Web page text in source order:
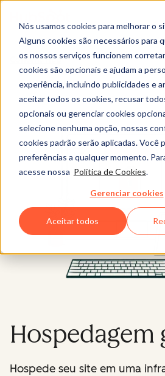
Nós usamos cookies para melhorar o
Alguns cookies são necessários para
os nossos serviços funcionem
cookies são opcionais e ajudam a
experiência, incluindo publicidades e
aceitar todos os cookies, recusar
opcionais ou gerenciar cookies
selecione nenhuma opção, nossas
cookies padrão serão aplicadas. Você
preferências a qualquer momento.
acesse nossa Política de Cookies.
Gerenciar cookies
Aceitar todos
Content Hub
Hospedagem
Hospede seu site em uma